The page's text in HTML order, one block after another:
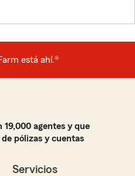
está ahí.®
19,000 agentes y que
pólizas y cuentas
Servicios